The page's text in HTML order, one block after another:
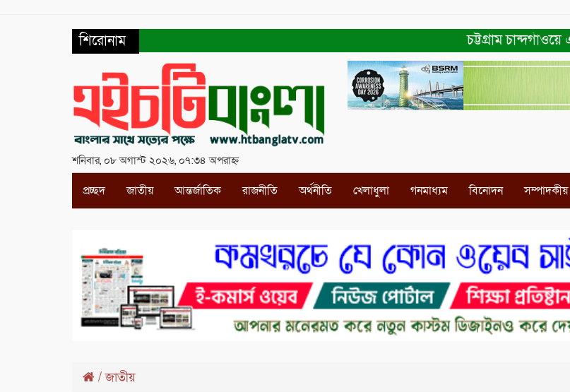
শিরোনাম চট্টগ্রাম চান্দগাঁওয়ে
শনিবার, ০৮ অগাস্ট ২০২৬, ০৭:৩৪ অপরাহ্ন
প্রচ্ছদ জাতীয় আন্তর্জাতিক রাজনীতি অর্থনীতি খেলাধুলা গনমাধ্যম বিনোদন সম্পাদকীয়
/জাতীয়